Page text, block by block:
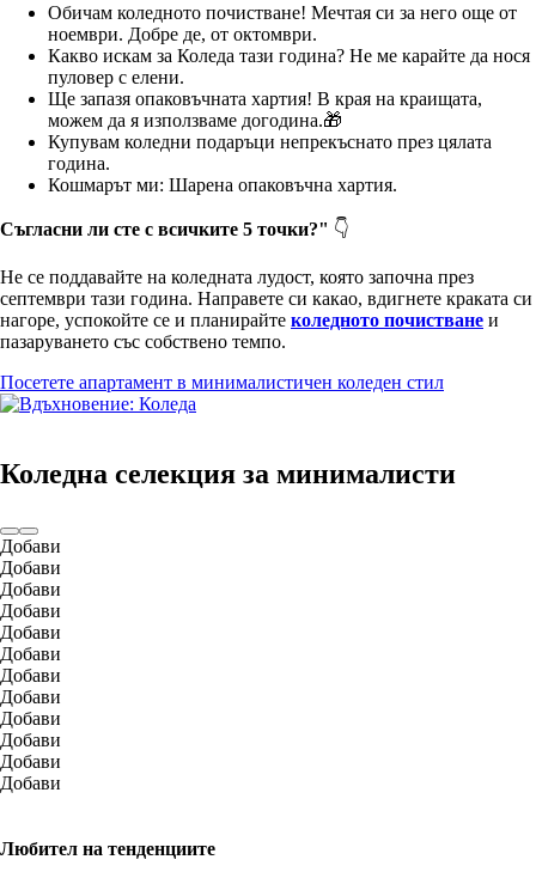
Обичам коледното почистване! Мечтая си за него още от
ноември. Добре де, от октомври.
Какво искам за Коледа тази година? Не ме карайте да нося
пуловер с елени.
Ще запазя опаковъчната хартия! В края на краищата,
можем да я използваме догодина.🎁
Купувам коледни подаръци непрекъснато през цялата
година.
Кошмарът ми: Шарена опаковъчна хартия.
Съгласни ли сте с всичките 5 точки?" 👇
Не се поддавайте на коледната лудост, която започна през
септември тази година. Направете си какао, вдигнете краката си
нагоре, успокойте се и планирайте коледното почистване и
пазаруването със собствено темпо.
Посетете апартамент в минималистичен коледен стил
Коледна селекция за минималисти
Добави
Добави
Добави
Добави
Добави
Добави
Добави
Добави
Добави
Добави
Добави
Добави
Любител на тенденциите